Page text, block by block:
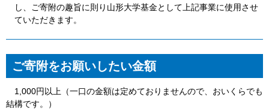
し、ご寄附の趣旨に則り山形大学基金として上記事業に使用させ
ていただきます。
ご寄附をお願いしたい金額
1,000円以上（一口の金額は定めておりませんので、おいくらでも
結構です。）